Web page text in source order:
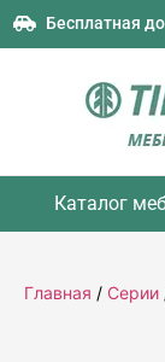
Бесплатная
Каталог
Главная / Серии